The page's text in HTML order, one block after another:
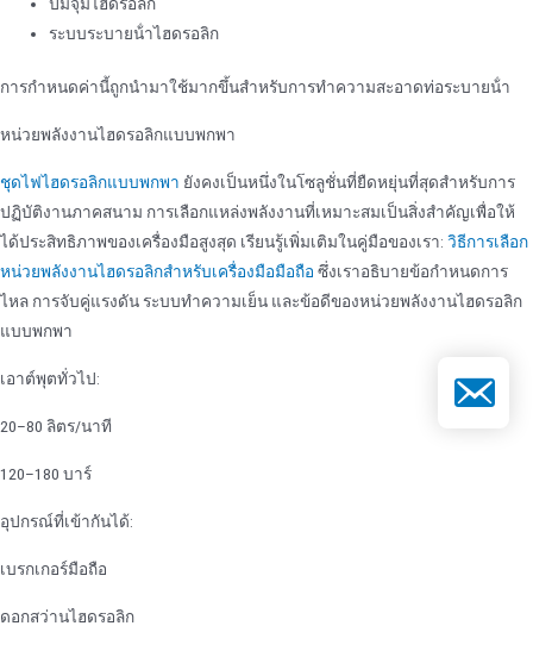
ระบบระบายน้ําไฮดรอลิก
การกําหนดค่านี้ถูกนํามาใช้มากขึ้นสําหรับการทําความสะอาดท่อระบายน้ํา
หน่วยพลังงานไฮดรอลิกแบบพกพา
ชุดไฟไฮดรอลิกแบบพกพา ยังคงเป็นหนึ่งในโซลูชั่นที่ยืดหยุ่นที่สุดสําหรับการ
ปฏิบัติงานภาคสนาม การเลือกแหล่งพลังงานที่เหมาะสมเป็นสิ่งสําคัญเพื่อให้
ได้ประสิทธิภาพของเครื่องมือสูงสุด เรียนรู้เพิ่มเติมในคู่มือของเรา: วิธีการเลือก
หน่วยพลังงานไฮดรอลิกสําหรับเครื่องมือมือถือ ซึ่งเราอธิบายข้อกําหนดการ
ไหล การจับคู่แรงดัน ระบบทําความเย็น และข้อดีของหน่วยพลังงานไฮดรอลิก
แบบพกพา
เอาต์พุตทั่วไป:
20–80 ลิตร/นาที
120–180 บาร์
อุปกรณ์ที่เข้ากันได้:
เบรกเกอร์มือถือ
ดอกสว่านไฮดรอลิก
อีเมล